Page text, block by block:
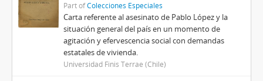
Part ofColecciones Especiales
Carta referente al asesinato de Pablo López y la
situación general del país en un momento de
agitación y efervescencia social con demandas
estatales de vivienda.
Universidad Finis Terrae (Chile)